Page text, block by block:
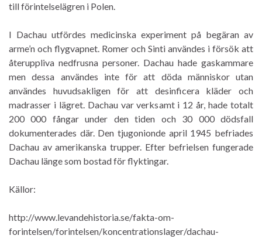
till förintelselägren i Polen.
I Dachau utfördes medicinska experiment på begäran av
arme’n och flygvapnet. Romer och Sinti användes i försök att
återuppliva nedfrusna personer. Dachau hade gaskammare
men dessa användes inte för att döda människor utan
användes huvudsakligen för att desinficera kläder och
madrasser i lägret. Dachau var verksamt i 12 år, hade totalt
200 000 fångar under den tiden och 30 000 dödsfall
dokumenterades där. Den tjugonionde april 1945 befriades
Dachau av amerikanska trupper. Efter befrielsen fungerade
Dachau länge som bostad för flyktingar.
Källor:
http://www.levandehistoria.se/fakta-om-
forintelsen/forintelsen/koncentrationslager/dachau-